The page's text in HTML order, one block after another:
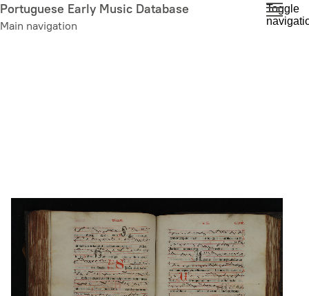
Skip
to
Portuguese Early Music Database
Main navigation
Toggle